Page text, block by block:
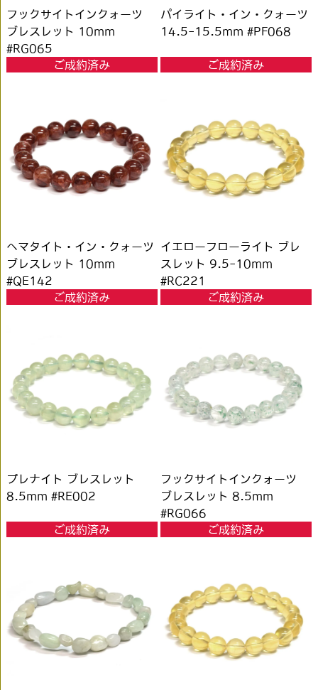
フックサイトインクォーツ
ブレスレット 10mm
#RG065
ご成約済み
パイライト・イン・クォーツ
14.5-15.5mm #PF068
ご成約済み
ヘマタイト・イン・クォーツ
ブレスレット 10mm
#QE142
ご成約済み
イエローフローライト ブレ
スレット 9.5-10mm
#RC221
ご成約済み
プレナイト ブレスレット
8.5mm #RE002
ご成約済み
フックサイトインクォーツ
ブレスレット 8.5mm
#RG066
ご成約済み